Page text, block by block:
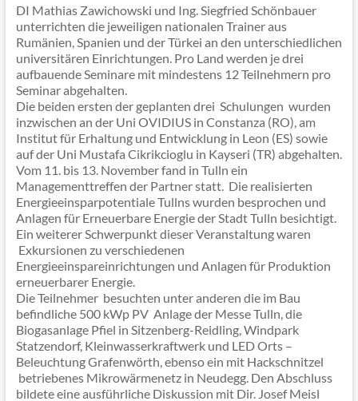
DI Mathias Zawichowski und Ing. Siegfried Schönbauer
unterrichten die jeweiligen nationalen Trainer aus
Rumänien, Spanien und der Türkei an den unterschiedlichen
universitären Einrichtungen. Pro Land werden je drei
aufbauende Seminare mit mindestens 12 Teilnehmern pro
Seminar abgehalten.
Die beiden ersten der geplanten drei Schulungen wurden
inzwischen an der Uni OVIDIUS in Constanza (RO), am
Institut für Erhaltung und Entwicklung in Leon (ES) sowie
auf der Uni Mustafa Cikrikcioglu in Kayseri (TR) abgehalten.
Vom 11. bis 13. November fand in Tulln ein
Managementtreffen der Partner statt. Die realisierten
Energieeinsparpotentiale Tullns wurden besprochen und
Anlagen für Erneuerbare Energie der Stadt Tulln besichtigt.
Ein weiterer Schwerpunkt dieser Veranstaltung waren
Exkursionen zu verschiedenen
Energieeinspareinrichtungen und Anlagen für Produktion
erneuerbarer Energie.
Die Teilnehmer besuchten unter anderen die im Bau
befindliche 500 kWp PV Anlage der Messe Tulln, die
Biogasanlage Pfiel in Sitzenberg-Reidling, Windpark
Statzendorf, Kleinwasserkraftwerk und LED Orts –
Beleuchtung Grafenwörth, ebenso ein mit Hackschnitzel
betriebenes Mikrowärmenetz in Neudegg. Den Abschluss
bildete eine ausführliche Diskussion mit Dir. Josef Meisl